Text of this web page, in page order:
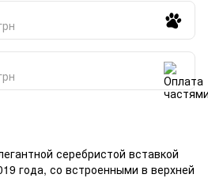
серебристой вставкой
года, со встроенными в верхней